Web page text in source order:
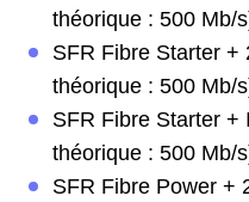
théorique : 500 Mb/
SFR Fibre Starter +
théorique : 500 Mb/
SFR Fibre Starter +
théorique : 500 Mb/
SFR Fibre Power +